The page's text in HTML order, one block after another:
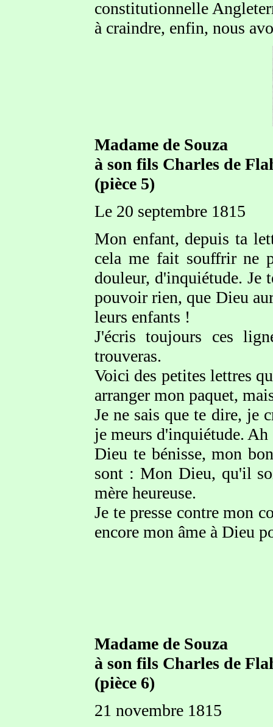
constitutionnelle
à craindre, enfin, nous
Madame de Souza
à son fils Charles de
(pièce 5)
Le 20 septembre 1815
Mon enfant, depuis ta
cela me fait souffrir ne
douleur, d'inquiétude. Je
pouvoir rien, que Dieu
leurs enfants !
J'écris toujours ces
trouveras.
Voici des petites lettres
arranger mon paquet,
Je ne sais que te dire, je
je meurs d'inquiétude.
Dieu te bénisse, mon
sont : Mon Dieu, qu'il
mère heureuse.
Je te presse contre mon
encore mon âme à Dieu
Madame de Souza
à son fils Charles de
(pièce 6)
21 novembre 1815